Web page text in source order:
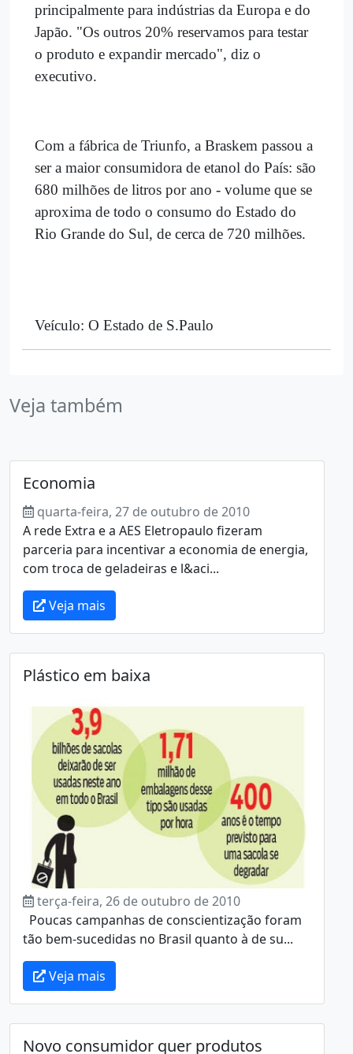
principalmente para indústrias da Europa e do
Japão. "Os outros 20% reservamos para testar
o produto e expandir mercado", diz o
executivo.
Com a fábrica de Triunfo, a Braskem passou a
ser a maior consumidora de etanol do País: são
680 milhões de litros por ano - volume que se
aproxima de todo o consumo do Estado do
Rio Grande do Sul, de cerca de 720 milhões.
Veículo: O Estado de S.Paulo
Veja também
Economia
quarta-feira, 27 de outubro de 2010
A rede Extra e a AES Eletropaulo fizeram
parceria para incentivar a economia de energia,
com troca de geladeiras e l&aci...
Veja mais
Plástico em baixa
terça-feira, 26 de outubro de 2010
Poucas campanhas de conscientização foram
tão bem-sucedidas no Brasil quanto à de su...
Veja mais
Novo consumidor quer produtos